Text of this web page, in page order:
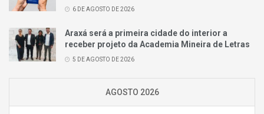
6 DE AGOSTO DE 2026
Araxá será a primeira cidade do interior a
receber projeto da Academia Mineira de Letras
5 DE AGOSTO DE 2026
AGOSTO 2026